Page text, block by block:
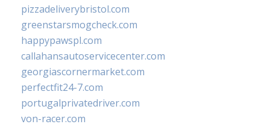
pizzadeliverybristol.com
greenstarsmogcheck.com
happypawspl.com
callahansautoservicecenter.com
georgiascornermarket.com
perfectfit24-7.com
portugalprivatedriver.com
von-racer.com